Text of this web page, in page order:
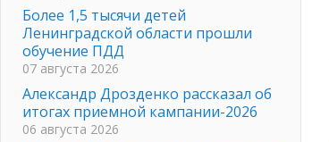
Более 1,5 тысячи детей
Ленинградской области прошли
обучение ПДД
07 августа 2026
Александр Дрозденко рассказал об
итогах приемной кампании-2026
06 августа 2026